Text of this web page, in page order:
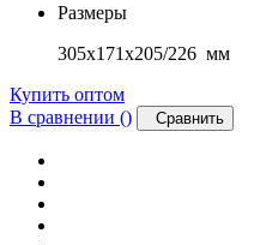
Размеры
305x171x205/226 мм
Купить оптом
В сравнении () Сравнить